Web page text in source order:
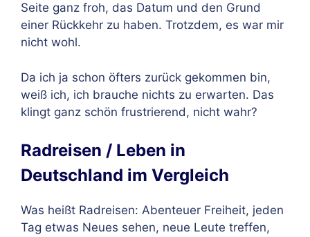
Seite ganz froh, das Datum und den Grund
einer Rückkehr zu haben. Trotzdem, es war mir
nicht wohl.
Da ich ja schon öfters zurück gekommen bin,
weiß ich, ich brauche nichts zu erwarten. Das
klingt ganz schön frustrierend, nicht wahr?
Radreisen / Leben in
Deutschland im Vergleich
Was heißt Radreisen: Abenteuer Freiheit, jeden
Tag etwas Neues sehen, neue Leute treffen,